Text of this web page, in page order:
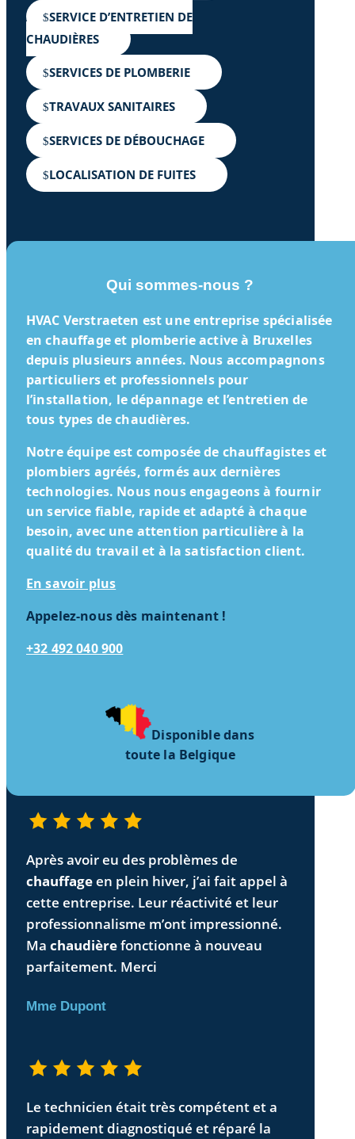
SERVICE D’ENTRETIEN DE
CHAUDIÈRES
SERVICES DE PLOMBERIE
TRAVAUX SANITAIRES
SERVICES DE DÉBOUCHAGE
LOCALISATION DE FUITES
Qui sommes-nous ?
HVAC Verstraeten est une entreprise spécialisée
en chauffage et plomberie active à Bruxelles
depuis plusieurs années. Nous accompagnons
particuliers et professionnels pour
l’installation, le dépannage et l’entretien de
tous types de chaudières.
Notre équipe est composée de chauffagistes et
plombiers agréés, formés aux dernières
technologies. Nous nous engageons à fournir
un service fiable, rapide et adapté à chaque
besoin, avec une attention particulière à la
qualité du travail et à la satisfaction client.
En savoir plus
Appelez-nous dès maintenant !
+32 492 040 900
Disponible dans
toute la Belgique
Après avoir eu des problèmes de
chauffageen plein hiver, j’ai fait appel à
cette entreprise. Leur réactivité et leur
professionnalisme m’ont impressionné.
Ma chaudièrefonctionne à nouveau
parfaitement. Merci
Mme Dupont
Le technicien était très compétent et a
rapidement diagnostiqué et réparé la